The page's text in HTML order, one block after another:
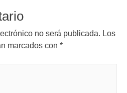
no será publicada. Los
marcados con *